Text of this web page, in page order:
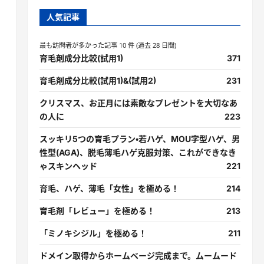
人気記事
最も訪問者が多かった記事 10 件 (過去 28 日間)
育毛剤成分比較(試用1) 371
育毛剤成分比較(試用1)&(試用2) 231
クリスマス、お正月には素敵なプレゼントを大切なあ
の人に
223
スッキリ5つの育毛プラン・若ハゲ、MOU字型ハゲ、男
性型(AGA)、脱毛薄毛ハゲ克服対策、これができなき
ゃスキンヘッド
221
育毛、ハゲ、薄毛「女性」を極める！ 214
育毛剤「レビュー」を極める！ 213
「ミノキシジル」を極める！ 211
ドメイン取得からホームページ完成まで。ムームード